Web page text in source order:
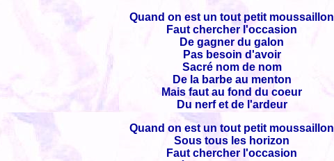
Quand on est un tout petit moussaillon
Faut chercher l'occasion
De gagner du galon
Pas besoin d'avoir
Sacré nom de nom
De la barbe au menton
Mais faut au fond du coeur
Du nerf et de l'ardeur
Quand on est un tout petit moussaillon
Sous tous les horizon
Faut chercher l'occasion